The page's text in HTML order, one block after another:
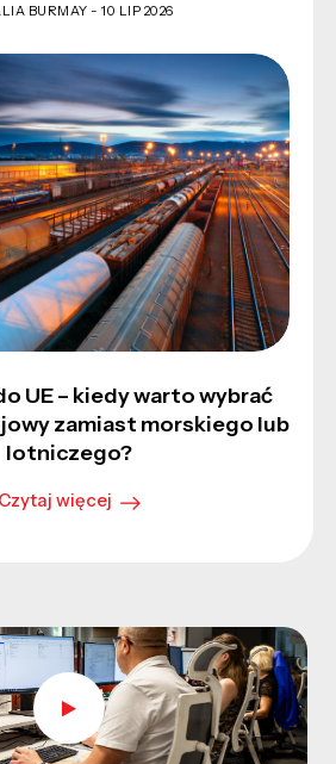
BURMAY -10 LIP 2026
UE – kiedy warto wybrać
zamiast morskiego lub
lotniczego?
Czytaj więcej